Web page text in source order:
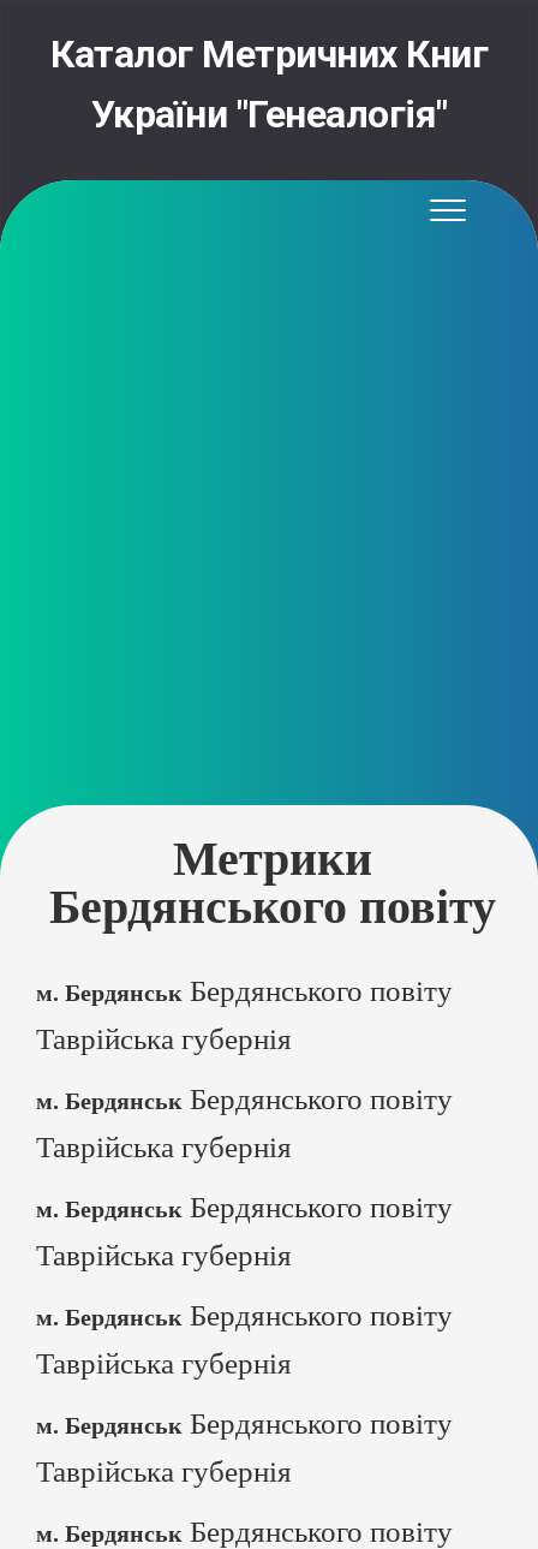
contentКаталог Метричних Книг
України "Генеалогія"
Метрики
Бердянського повіту
м. Бердянськ Бердянського повіту
Таврійська губернія
м. Бердянськ Бердянського повіту
Таврійська губернія
м. Бердянськ Бердянського повіту
Таврійська губернія
м. Бердянськ Бердянського повіту
Таврійська губернія
м. Бердянськ Бердянського повіту
Таврійська губернія
м. Бердянськ Бердянського повіту